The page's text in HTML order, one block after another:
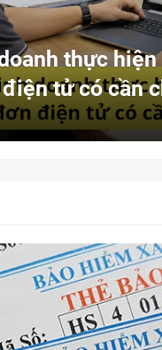
thực
tử có cần